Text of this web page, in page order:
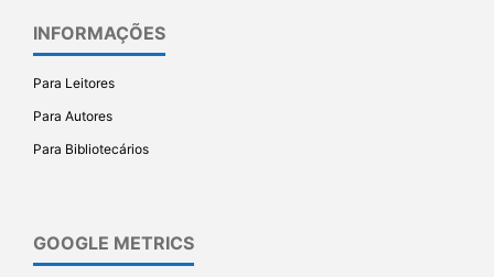
INFORMAÇÕES
Para Leitores
Para Autores
Para Bibliotecários
GOOGLE METRICS